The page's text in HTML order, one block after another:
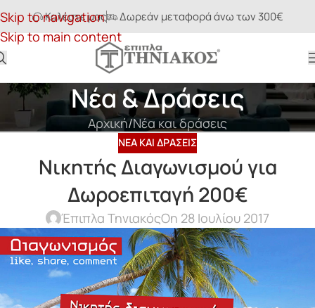
Skip to navigation
Skip to main content
Καλέστε μας Δωρεάν μεταφορά άνω των 300€
Νέα & Δράσεις
Αρχική Νέα και δράσεις
ΝΈΑ ΚΑΙ ΔΡΆΣΕΙΣ
Νικητής Διαγωνισμού για
Δωροεπιταγή 200€
Έπιπλα ΤηνιακόςOn 28 Ιουλίου 2017